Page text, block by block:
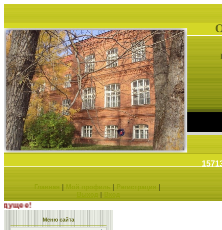
Главная Мой профиль Регистрация
Выход| Вход
будущее!
Меню сайта